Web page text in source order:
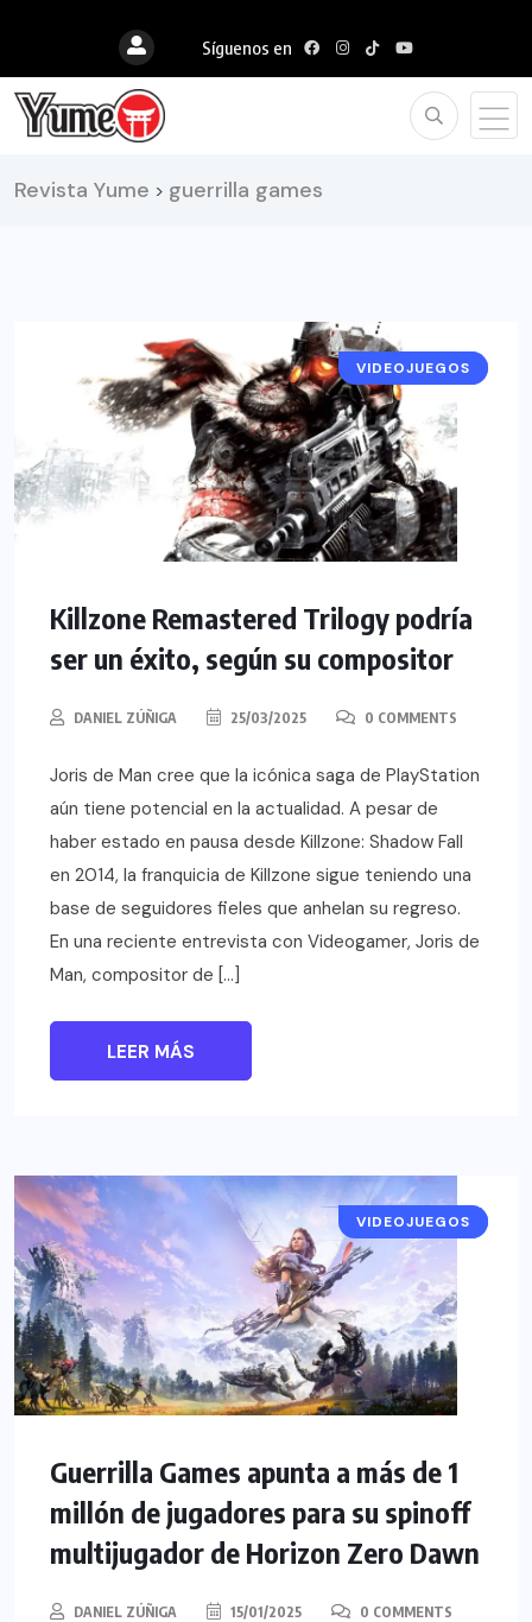
Síguenos en
Revista Yume > guerrilla games
NOTICIAS
VIDEOJUEGOS
Killzone Remastered Trilogy podría
ser un éxito, según su compositor
DANIEL ZÚÑIGA 25/03/2025 0 COMMENTS
Joris de Man cree que la icónica saga de PlayStation
aún tiene potencial en la actualidad. A pesar de
haber estado en pausa desde Killzone: Shadow Fall
en 2014, la franquicia de Killzone sigue teniendo una
base de seguidores fieles que anhelan su regreso.
En una reciente entrevista con Videogamer, Joris de
Man, compositor de […]
LEER MÁS
NOTICIAS
VIDEOJUEGOS
Guerrilla Games apunta a más de 1
millón de jugadores para su spinoff
multijugador de Horizon Zero Dawn
DANIEL ZÚÑIGA 15/01/2025 0 COMMENTS